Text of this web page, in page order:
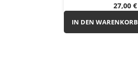
Preis
27,00 €
IN DEN WARENKORB